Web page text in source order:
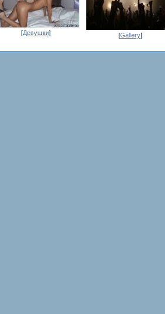
[Девушки] [Gallery]